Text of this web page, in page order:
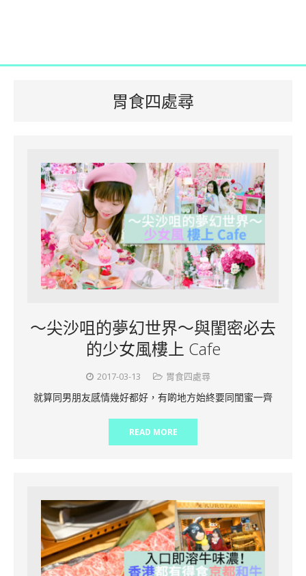
胃食四處尋
～尖沙咀的夢幻世界～與閨密必去
的少女風樓上 Cafe
2017-03-13 胃食四處尋
就算同男朋友感情幾好都好，有啲地方始終要同閨蜜一齊
READ MORE